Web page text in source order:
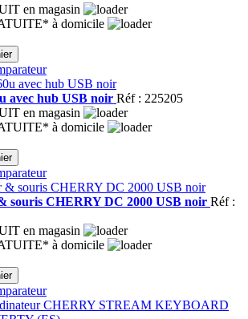
en magasin
à domicile
avec hub USB noir Réf : 225205
en magasin
à domicile
souris CHERRY DC 2000 USB noir Réf :
en magasin
à domicile